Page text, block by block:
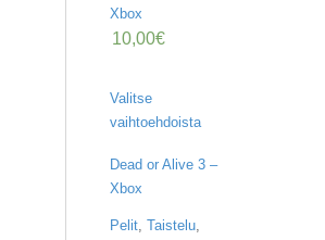
Xbox
10,00€
Valitse
vaihtoehdoista
Dead or Alive 3 –
Xbox
Pelit, Taistelu,